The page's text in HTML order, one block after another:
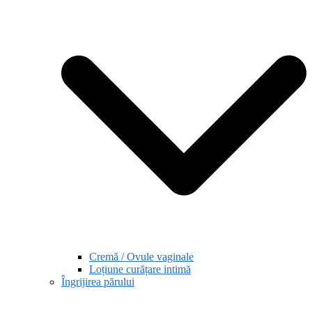
Cremă / Ovule vaginale
Loțiune curățare intimă
Îngrijirea părului